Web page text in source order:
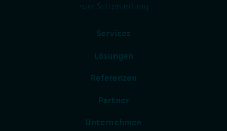
zum Seitenanfang
Services
Lösungen
Referenzen
Partner
Unternehmen